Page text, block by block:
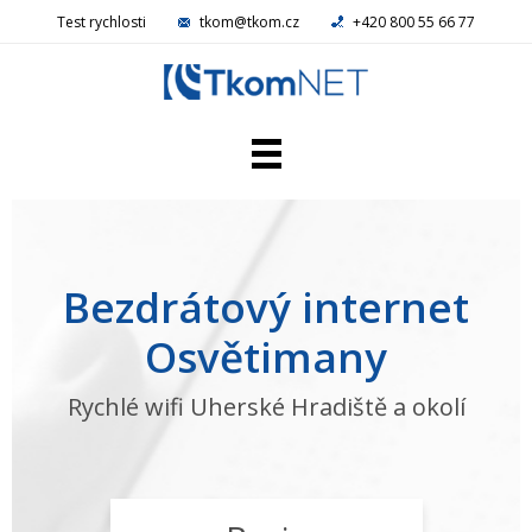
Test rychlosti tkom@tkom.cz +420 800 55 66 77
Domácí NET
Telefon
Reference
Kamery
Kariéra
Bezdrátový internet
Osvětimany
Rychlé wifi Uherské Hradiště a okolí